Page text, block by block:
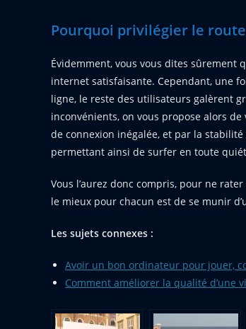
Pourquoi privilégier le
Évidemment, vous vous dites sûrement
internet satisfaisante. Cependant, une
ligne, le reste des utilisateurs galèrent
inconvénients, on vous propose alors
de connexion inégalée, et par la
permettant ainsi de surfer en toute
Vous l’aurez donc compris, pour ne
le mieux pour chacun est de se munir
Les sujets connexes :
Avoir un bon ordinateur pour jouer,
Comment améliorer la qualité d’une